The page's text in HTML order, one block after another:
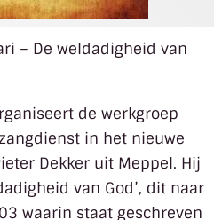
– De weldadigheid van
de werkgroep
in het nieuwe
Dekker uit Meppel. Hij
van God’, dit naar
waarin staat geschreven